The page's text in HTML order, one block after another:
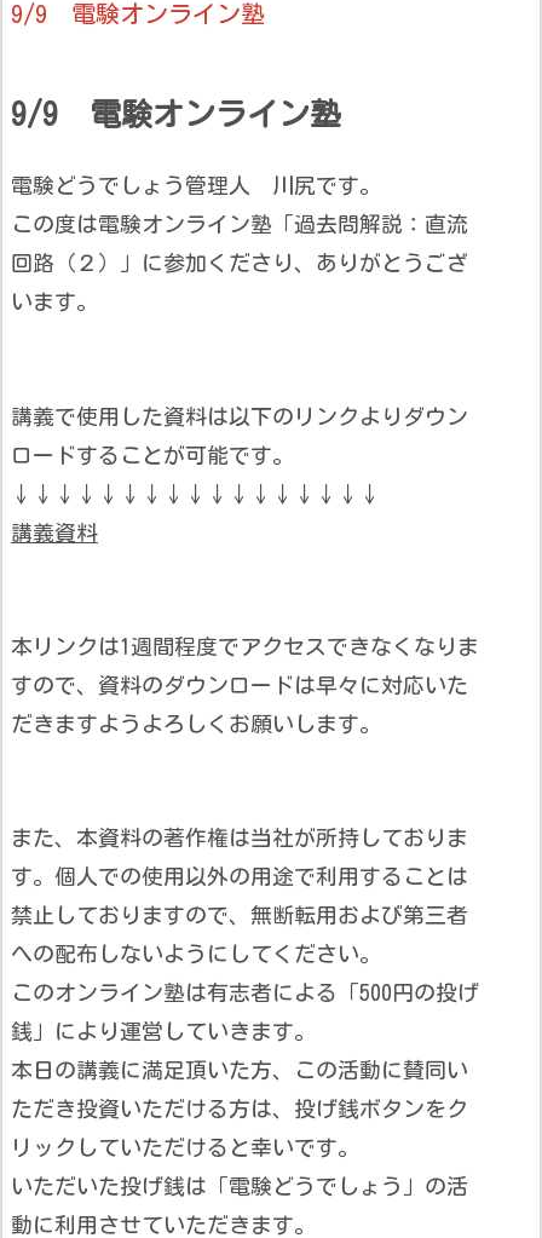
9/9 電験オンライン塾
9/9 電験オンライン塾
電験どうでしょう管理人 川尻です。
この度は電験オンライン塾「過去問解説：直流
回路（２）」に参加くださり、ありがとうござ
います。
講義で使用した資料は以下のリンクよりダウン
ロードすることが可能です。
↓↓↓↓↓↓↓↓↓↓↓↓↓↓↓↓↓
講義資料
本リンクは1週間程度でアクセスできなくなりま
すので、資料のダウンロードは早々に対応いた
だきますようよろしくお願いします。
また、本資料の著作権は当社が所持しておりま
す。個人での使用以外の用途で利用することは
禁止しておりますので、無断転用および第三者
への配布しないようにしてください。
このオンライン塾は有志者による「500円の投げ
銭」により運営していきます。
本日の講義に満足頂いた方、この活動に賛同い
ただき投資いただける方は、投げ銭ボタンをク
リックしていただけると幸いです。
いただいた投げ銭は「電験どうでしょう」の活
動に利用させていただきます。